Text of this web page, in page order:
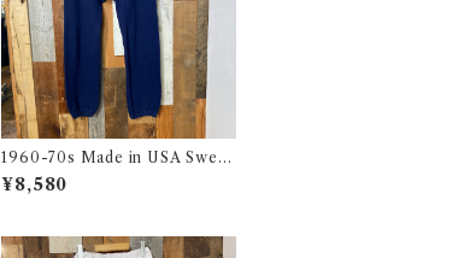
1960-70s Made in USA Sweat
Pants / 60-70年代 アメリカ製
スウェット パンツ 古着
¥8,580